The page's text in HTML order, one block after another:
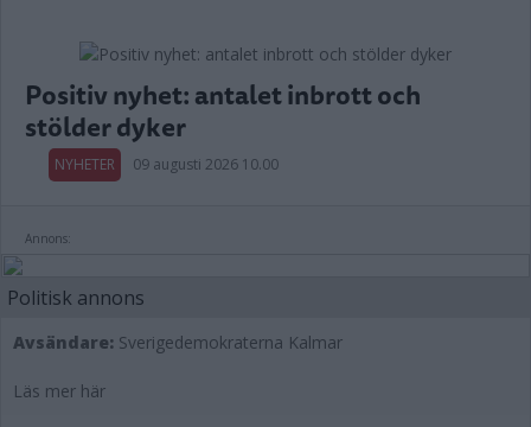
Positiv nyhet: antalet inbrott och
stölder dyker
NYHETER 09 augusti 2026 10.00
Annons:
Politisk annons
Avsändare: Sverigedemokraterna Kalmar
Läs mer här